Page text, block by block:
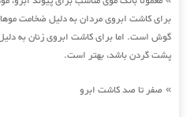
برای کاشت ابروی مردان به دلیل ضخامت
گوش است. اما برای کاشت ابروی زنان به
پشت گردن باشد، بهتر است.
» صفر تا صد کاشت ابرو